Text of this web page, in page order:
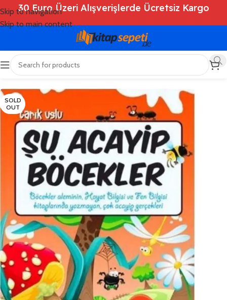
Skip to navigation
Skip to main content
30 Euro Üzeri Alışverişlerde Ücretsiz Kargo
Ana Sayfa Shop
SOLD
OUT